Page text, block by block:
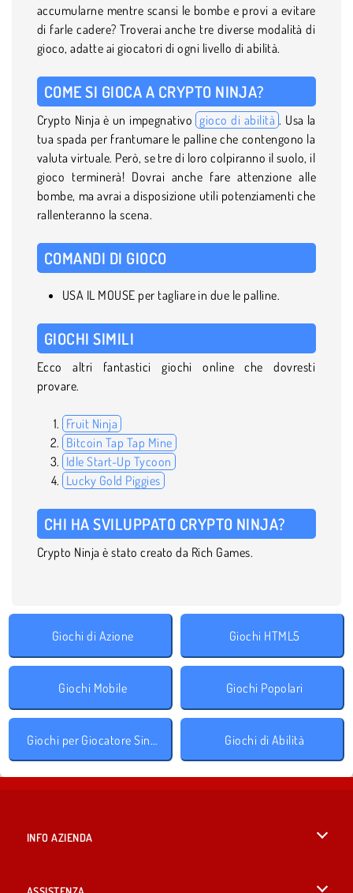
accumularne mentre scansi le bombe e provi a evitare
di farle cadere? Troverai anche tre diverse modalità di
gioco, adatte ai giocatori di ogni livello di abilità.
COME SI GIOCA A CRYPTO NINJA?
Crypto Ninja è un impegnativo gioco di abilità . Usa la
tua spada per frantumare le palline che contengono la
valuta virtuale. Però, se tre di loro colpiranno il suolo, il
gioco terminerà! Dovrai anche fare attenzione alle
bombe, ma avrai a disposizione utili potenziamenti che
rallenteranno la scena.
COMANDI DI GIOCO
USA IL MOUSE per tagliare in due le palline.
GIOCHI SIMILI
Ecco altri fantastici giochi online che dovresti
provare.
Fruit Ninja
Bitcoin Tap Tap Mine
Idle Start-Up Tycoon
Lucky Gold Piggies
CHI HA SVILUPPATO CRYPTO NINJA?
Crypto Ninja è stato creato da Rich Games.
Giochi di Azione Giochi HTML5
Giochi Mobile Giochi Popolari
Giochi per Giocatore Singolo Giochi di Abilità
INFO AZIENDA